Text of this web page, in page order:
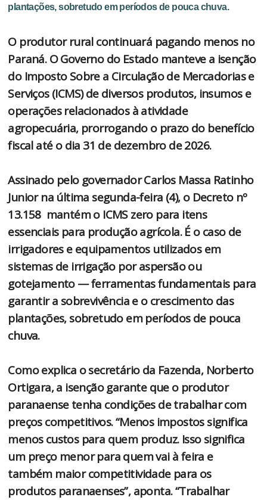
plantações, sobretudo em períodos de pouca chuva.
O produtor rural continuará pagando menos no
Paraná. O Governo do Estado manteve a isenção
do Imposto Sobre a Circulação de Mercadorias e
Serviços (ICMS) de diversos produtos, insumos e
operações relacionados à atividade
agropecuária, prorrogando o prazo do benefício
fiscal até o dia 31 de dezembro de 2026.
Assinado pelo governador Carlos Massa Ratinho
Junior na última segunda-feira (4), o Decreto nº
13.158 mantém o ICMS zero para itens
essenciais para produção agrícola. É o caso de
irrigadores e equipamentos utilizados em
sistemas de irrigação por aspersão ou
gotejamento — ferramentas fundamentais para
garantir a sobrevivência e o crescimento das
plantações, sobretudo em períodos de pouca
chuva.
Como explica o secretário da Fazenda, Norberto
Ortigara, a isenção garante que o produtor
paranaense tenha condições de trabalhar com
preços competitivos. “Menos impostos significa
menos custos para quem produz. Isso significa
um preço menor para quem vai à feira e
também maior competitividade para os
produtos paranaenses”, aponta. “Trabalhar